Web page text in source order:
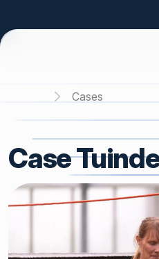
Home Cases
Case